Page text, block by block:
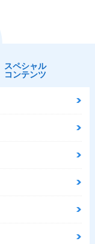
スペシャル
コンテンツ